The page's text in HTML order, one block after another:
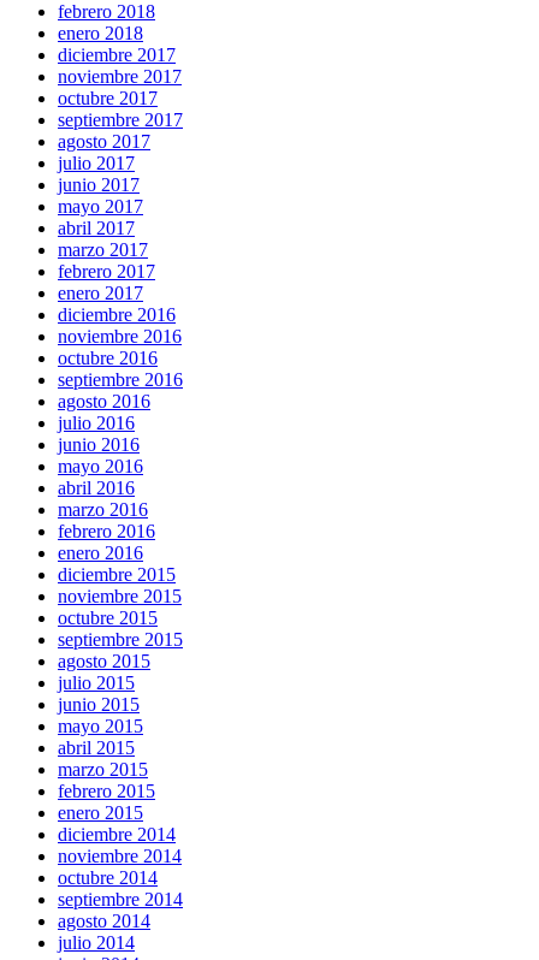
febrero 2018
enero 2018
diciembre 2017
noviembre 2017
octubre 2017
septiembre 2017
agosto 2017
julio 2017
junio 2017
mayo 2017
abril 2017
marzo 2017
febrero 2017
enero 2017
diciembre 2016
noviembre 2016
octubre 2016
septiembre 2016
agosto 2016
julio 2016
junio 2016
mayo 2016
abril 2016
marzo 2016
febrero 2016
enero 2016
diciembre 2015
noviembre 2015
octubre 2015
septiembre 2015
agosto 2015
julio 2015
junio 2015
mayo 2015
abril 2015
marzo 2015
febrero 2015
enero 2015
diciembre 2014
noviembre 2014
octubre 2014
septiembre 2014
agosto 2014
julio 2014